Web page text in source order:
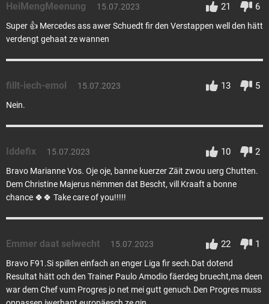
HeiMengMeenung 15.07.2023 21 6
Super 👍 Mercedes ass awer Schuedt fir den Verstappen well den hätt
verdengt gehaat ze wannen
fillt-iech-emol 15.07.2023 13 5
Nein.
Iddefix 15.07.2023 10 2
Bravo Marianne Vos. Oje oje, banne kuerzer Zäit zwou uerg Chutten.
Dem Christine Majerus nëmmen dat Bescht, vill Kraaft a bonne
chance 🍀🍀 Take care of you!!!!!
Emmer daat selwecht 15.07.2023 22 1
Bravo F91.Si spillen einfach an enger Liga fir sech.Dat dotend
Resultat hätt och den Trainer Paulo Amodio fäerdeg bruecht,ma deen
war dem Chef vum Progres jo net mei gutt genuch.Den Progres muss